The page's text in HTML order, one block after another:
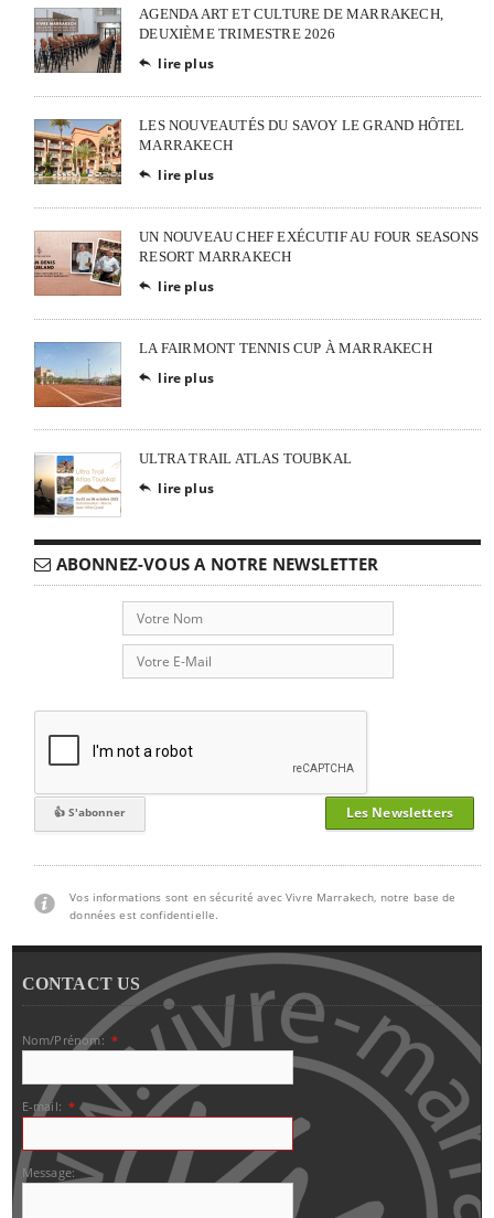
AGENDA ART ET CULTURE DE MARRAKECH,
DEUXIÈME TRIMESTRE 2026
 lire plus
LES NOUVEAUTÉS DU SAVOY LE GRAND HÔTEL
MARRAKECH
 lire plus
UN NOUVEAU CHEF EXÉCUTIF AU FOUR SEASONS
RESORT MARRAKECH
 lire plus
LA FAIRMONT TENNIS CUP À MARRAKECH
 lire plus
ULTRA TRAIL ATLAS TOUBKAL
 lire plus
ABONNEZ-VOUS A NOTRE NEWSLETTER
Les Newsletters
Vos informations sont en sécurité avec Vivre Marrakech, notre base de
données est confidentielle.
CONTACT US
Nom/Prénom: *
E-mail: *
Message: